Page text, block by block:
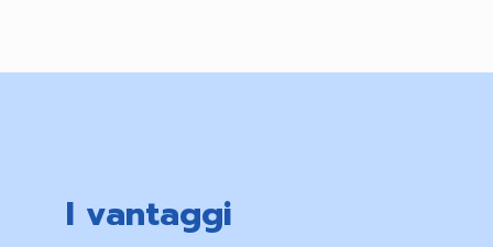
I vantaggi